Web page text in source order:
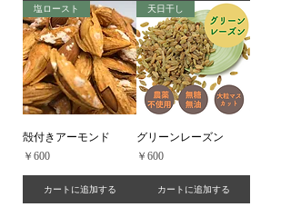
塩ロースト
殻付きアーモンド
価格
￥600
カートに追加する
天日干し
グリーンレーズン
価格
￥600
カートに追加する